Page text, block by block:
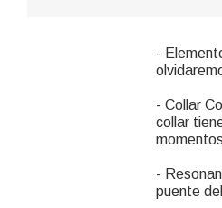
-
- Collar
collar
-
puente